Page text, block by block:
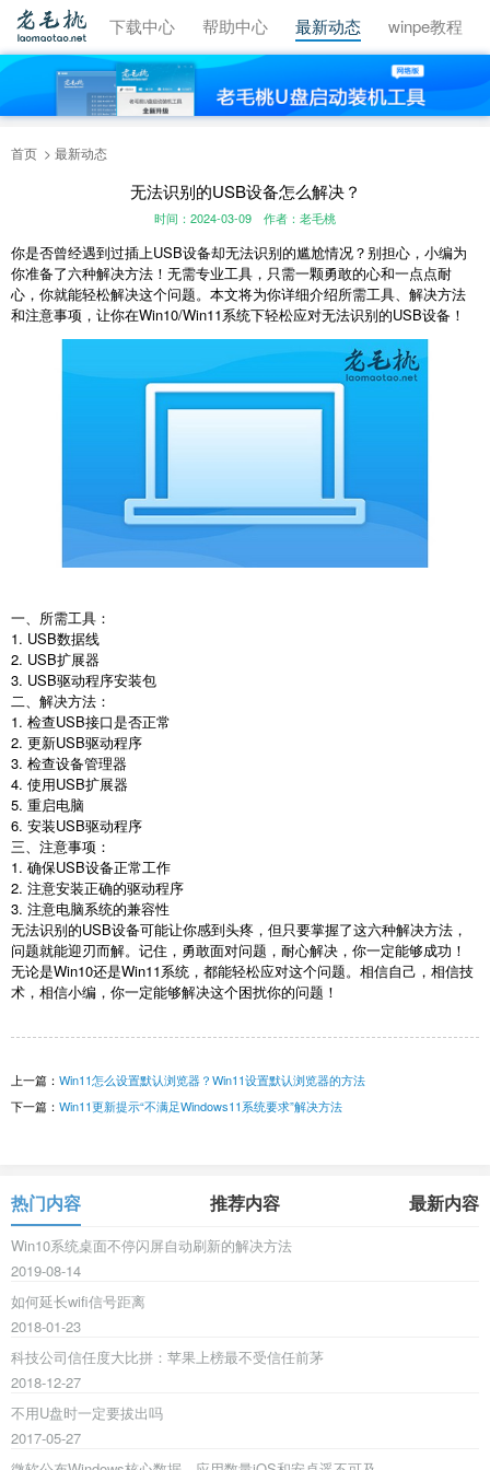
视频教程 下载中心 帮助中心 最新动态 winpe教程
首页 最新动态
无法识别的USB设备怎么解决？
时间：2024-03-09 作者：老毛桃
你是否曾经遇到过插上USB设备却无法识别的尴尬情况？别担心，小编为
你准备了六种解决方法！无需专业工具，只需一颗勇敢的心和一点点耐
心，你就能轻松解决这个问题。本文将为你详细介绍所需工具、解决方法
和注意事项，让你在Win10/Win11系统下轻松应对无法识别的USB设备！
一、所需工具：
1. USB数据线
2. USB扩展器
3. USB驱动程序安装包
二、解决方法：
1. 检查USB接口是否正常
2. 更新USB驱动程序
3. 检查设备管理器
4. 使用USB扩展器
5. 重启电脑
6. 安装USB驱动程序
三、注意事项：
1. 确保USB设备正常工作
2. 注意安装正确的驱动程序
3. 注意电脑系统的兼容性
无法识别的USB设备可能让你感到头疼，但只要掌握了这六种解决方法，
问题就能迎刃而解。记住，勇敢面对问题，耐心解决，你一定能够成功！
无论是Win10还是Win11系统，都能轻松应对这个问题。相信自己，相信技
术，相信小编，你一定能够解决这个困扰你的问题！
上一篇： Win11怎么设置默认浏览器？Win11设置默认浏览器的方法
下一篇： Win11更新提示“不满足Windows11系统要求”解决方法
热门内容 推荐内容 最新内容
Win10系统桌面不停闪屏自动刷新的解决方法
2019-08-14
如何延长wifi信号距离
2018-01-23
科技公司信任度大比拼：苹果上榜最不受信任前茅
2018-12-27
不用U盘时一定要拔出吗
2017-05-27